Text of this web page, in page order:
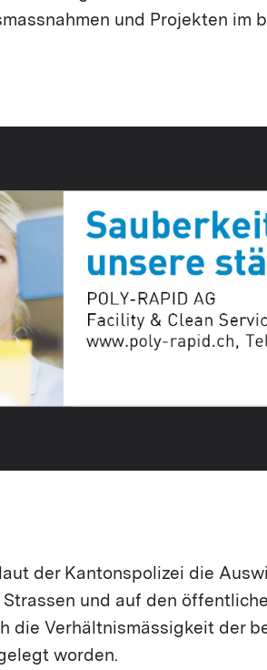
und Projekten im
der Kantonspolizei die
und auf den
die Verhältnismässigkeit der
worden.